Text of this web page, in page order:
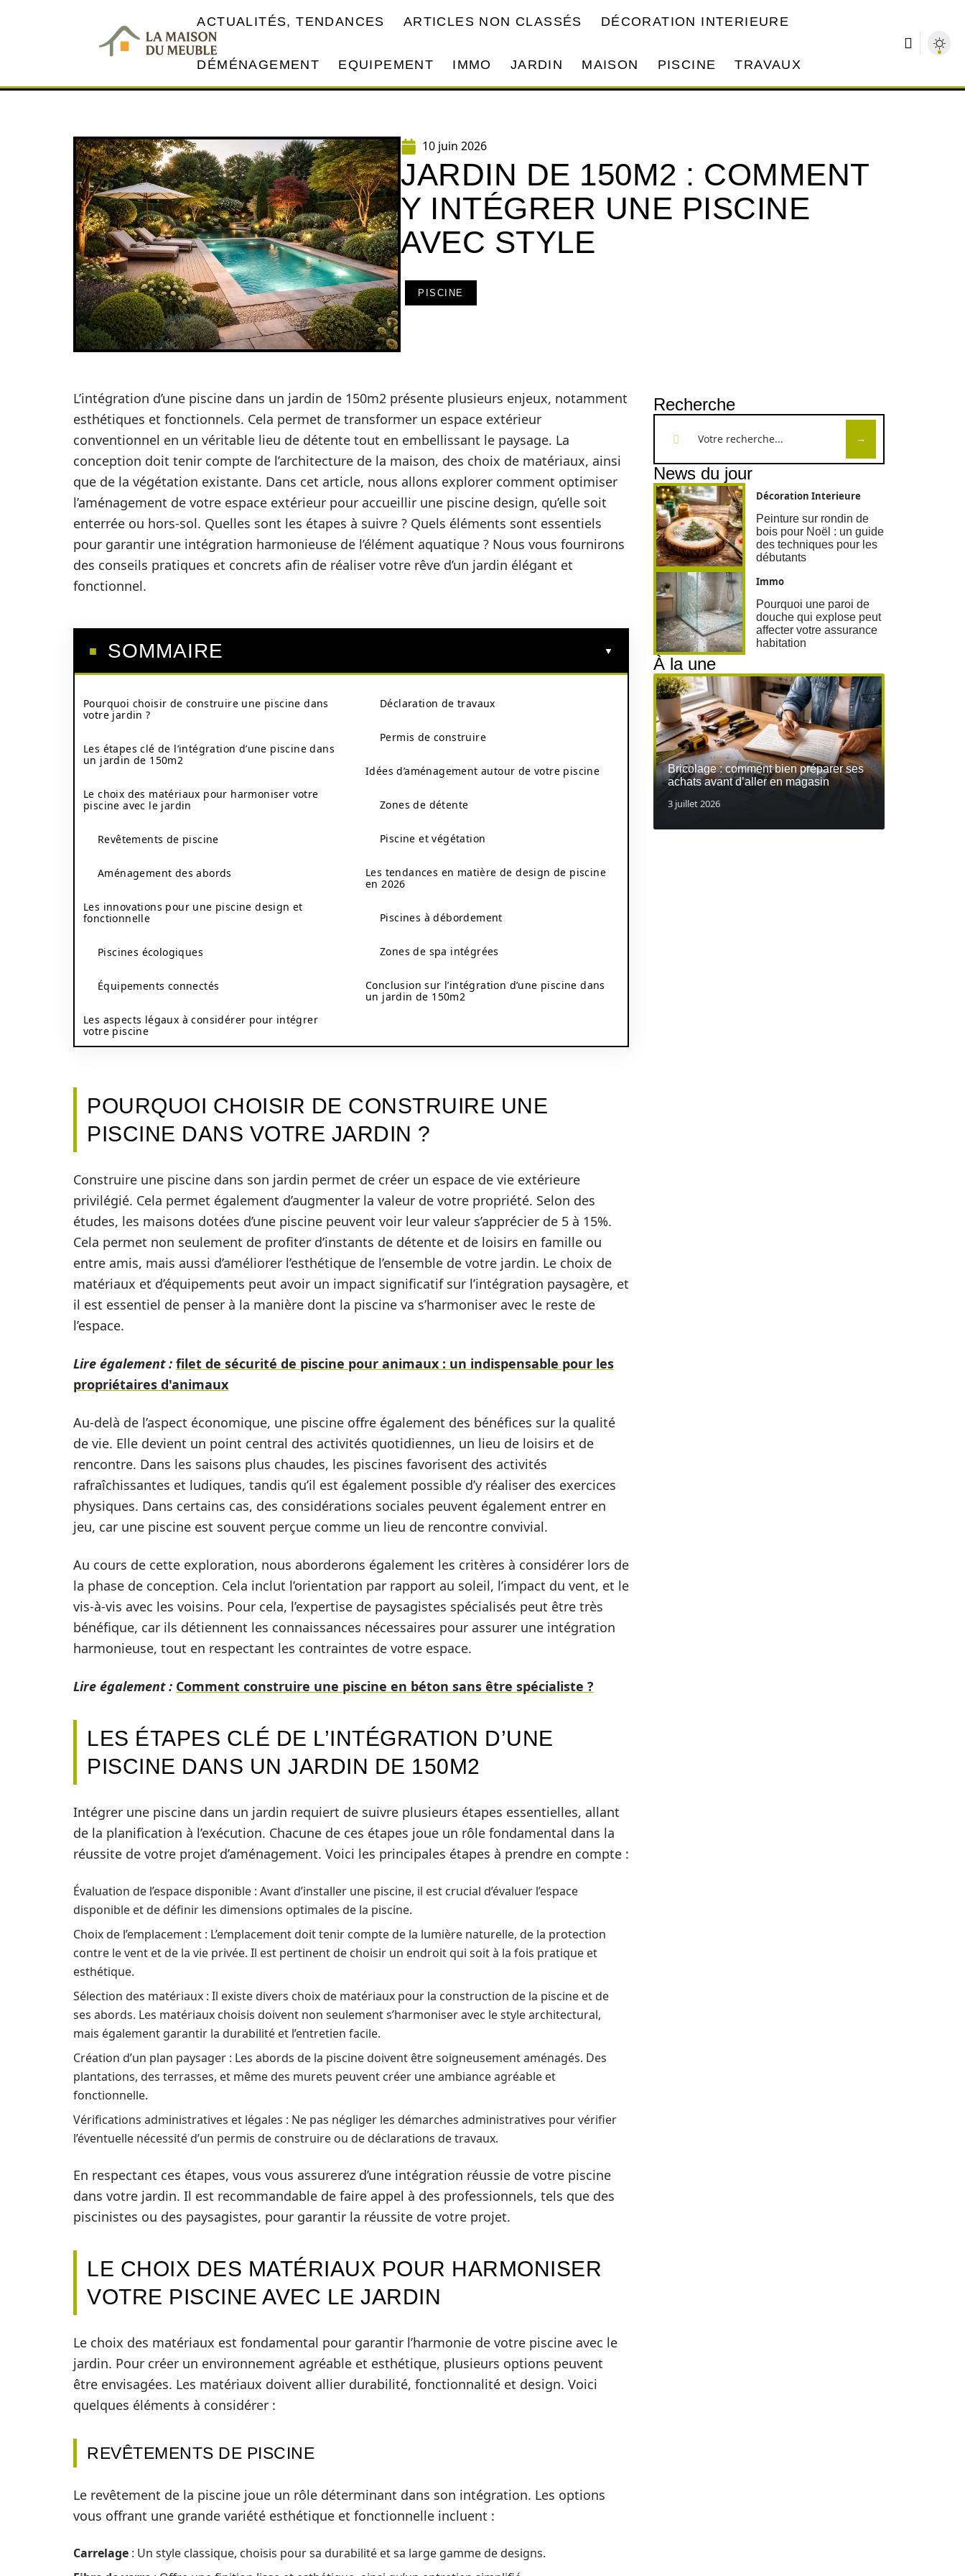
ACTUALITÉS, TENDANCES ARTICLES NON CLASSÉS DÉCORATION INTERIEURE
DÉMÉNAGEMENT EQUIPEMENT IMMO JARDIN MAISON PISCINE TRAVAUX
10 juin 2026
JARDIN DE 150M2 : COMMENT
Y INTÉGRER UNE PISCINE
AVEC STYLE
PISCINE
L’intégration d’une piscine dans un jardin de 150m2 présente plusieurs enjeux, notamment
esthétiques et fonctionnels. Cela permet de transformer un espace extérieur
conventionnel en un véritable lieu de détente tout en embellissant le paysage. La
conception doit tenir compte de l’architecture de la maison, des choix de matériaux, ainsi
que de la végétation existante. Dans cet article, nous allons explorer comment optimiser
l’aménagement de votre espace extérieur pour accueillir une piscine design, qu’elle soit
enterrée ou hors-sol. Quelles sont les étapes à suivre ? Quels éléments sont essentiels
pour garantir une intégration harmonieuse de l’élément aquatique ? Nous vous fournirons
des conseils pratiques et concrets afin de réaliser votre rêve d’un jardin élégant et
fonctionnel.
SOMMAIRE
Pourquoi choisir de construire une piscine dans
votre jardin ?
Les étapes clé de l’intégration d’une piscine dans
un jardin de 150m2
Le choix des matériaux pour harmoniser votre
piscine avec le jardin
Revêtements de piscine
Aménagement des abords
Les innovations pour une piscine design et
fonctionnelle
Piscines écologiques
Équipements connectés
Les aspects légaux à considérer pour intégrer
votre piscine
Déclaration de travaux
Permis de construire
Idées d’aménagement autour de votre piscine
Zones de détente
Piscine et végétation
Les tendances en matière de design de piscine
en 2026
Piscines à débordement
Zones de spa intégrées
Conclusion sur l’intégration d’une piscine dans
un jardin de 150m2
POURQUOI CHOISIR DE CONSTRUIRE UNE
PISCINE DANS VOTRE JARDIN ?
Construire une piscine dans son jardin permet de créer un espace de vie extérieure
privilégié. Cela permet également d’augmenter la valeur de votre propriété. Selon des
études, les maisons dotées d’une piscine peuvent voir leur valeur s’apprécier de 5 à 15%.
Cela permet non seulement de profiter d’instants de détente et de loisirs en famille ou
entre amis, mais aussi d’améliorer l’esthétique de l’ensemble de votre jardin. Le choix de
matériaux et d’équipements peut avoir un impact significatif sur l’intégration paysagère, et
il est essentiel de penser à la manière dont la piscine va s’harmoniser avec le reste de
l’espace.
Lire également : filet de sécurité de piscine pour animaux : un indispensable pour les
propriétaires d'animaux
Au-delà de l’aspect économique, une piscine offre également des bénéfices sur la qualité
de vie. Elle devient un point central des activités quotidiennes, un lieu de loisirs et de
rencontre. Dans les saisons plus chaudes, les piscines favorisent des activités
rafraîchissantes et ludiques, tandis qu’il est également possible d’y réaliser des exercices
physiques. Dans certains cas, des considérations sociales peuvent également entrer en
jeu, car une piscine est souvent perçue comme un lieu de rencontre convivial.
Au cours de cette exploration, nous aborderons également les critères à considérer lors de
la phase de conception. Cela inclut l’orientation par rapport au soleil, l’impact du vent, et le
vis-à-vis avec les voisins. Pour cela, l’expertise de paysagistes spécialisés peut être très
bénéfique, car ils détiennent les connaissances nécessaires pour assurer une intégration
harmonieuse, tout en respectant les contraintes de votre espace.
Lire également : Comment construire une piscine en béton sans être spécialiste ?
LES ÉTAPES CLÉ DE L’INTÉGRATION D’UNE
PISCINE DANS UN JARDIN DE 150M2
Intégrer une piscine dans un jardin requiert de suivre plusieurs étapes essentielles, allant
de la planification à l’exécution. Chacune de ces étapes joue un rôle fondamental dans la
réussite de votre projet d’aménagement. Voici les principales étapes à prendre en compte :
Évaluation de l’espace disponible : Avant d’installer une piscine, il est crucial d’évaluer l’espace
disponible et de définir les dimensions optimales de la piscine.
Choix de l’emplacement : L’emplacement doit tenir compte de la lumière naturelle, de la protection
contre le vent et de la vie privée. Il est pertinent de choisir un endroit qui soit à la fois pratique et
esthétique.
Sélection des matériaux : Il existe divers choix de matériaux pour la construction de la piscine et de
ses abords. Les matériaux choisis doivent non seulement s’harmoniser avec le style architectural,
mais également garantir la durabilité et l’entretien facile.
Création d’un plan paysager : Les abords de la piscine doivent être soigneusement aménagés. Des
plantations, des terrasses, et même des murets peuvent créer une ambiance agréable et
fonctionnelle.
Vérifications administratives et légales : Ne pas négliger les démarches administratives pour vérifier
l’éventuelle nécessité d’un permis de construire ou de déclarations de travaux.
En respectant ces étapes, vous vous assurerez d’une intégration réussie de votre piscine
dans votre jardin. Il est recommandable de faire appel à des professionnels, tels que des
piscinistes ou des paysagistes, pour garantir la réussite de votre projet.
LE CHOIX DES MATÉRIAUX POUR HARMONISER
VOTRE PISCINE AVEC LE JARDIN
Le choix des matériaux est fondamental pour garantir l’harmonie de votre piscine avec le
jardin. Pour créer un environnement agréable et esthétique, plusieurs options peuvent
être envisagées. Les matériaux doivent allier durabilité, fonctionnalité et design. Voici
quelques éléments à considérer :
REVÊTEMENTS DE PISCINE
Le revêtement de la piscine joue un rôle déterminant dans son intégration. Les options
vous offrant une grande variété esthétique et fonctionnelle incluent :
Carrelage : Un style classique, choisis pour sa durabilité et sa large gamme de designs.
Recherche
News du jour
Décoration Interieure
Peinture sur rondin de
bois pour Noël : un guide
des techniques pour les
débutants
Immo
Pourquoi une paroi de
douche qui explose peut
affecter votre assurance
habitation
À la une
Bricolage : comment bien préparer ses
achats avant d’aller en magasin
3 juillet 2026